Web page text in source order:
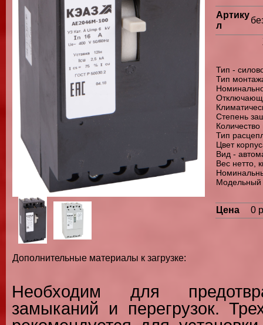
Дополнительные материалы к загрузке:
Артику
л
Тип -
Тип
Степень
Тип
Цвет
Вид -
Вес нетто,
Цена 0
Необходим для
замыканий и перегрузок.